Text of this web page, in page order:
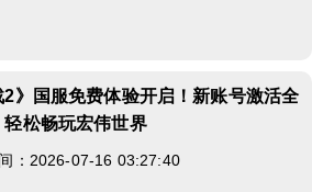
2》国服免费体验开启！新账号激活全
轻松畅玩宏伟世界
：2026-07-16 03:27:40